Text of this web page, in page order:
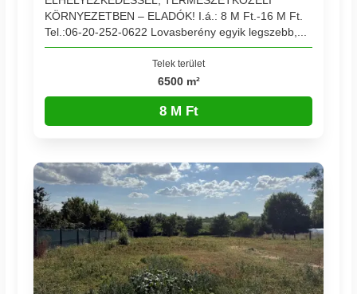
KÖRNYEZETBEN – ELADÓK! I.á.: 8 M Ft.-16 M Ft.
Tel.:06-20-252-0622 Lovasberény egyik legszebb,...
Telek terület
6500 m²
8 M Ft